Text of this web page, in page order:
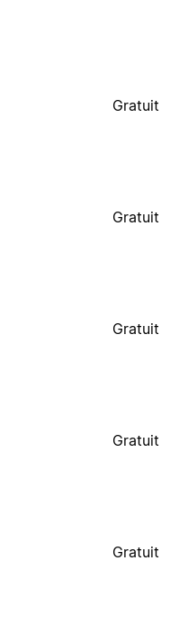
Gratuit
Gratuit
Gratuit
Gratuit
Gratuit